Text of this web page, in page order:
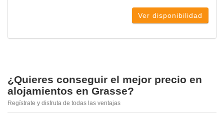
Ver disponibilidad
¿Quieres conseguir el mejor precio en
alojamientos en Grasse?
Regístrate y disfruta de todas las ventajas